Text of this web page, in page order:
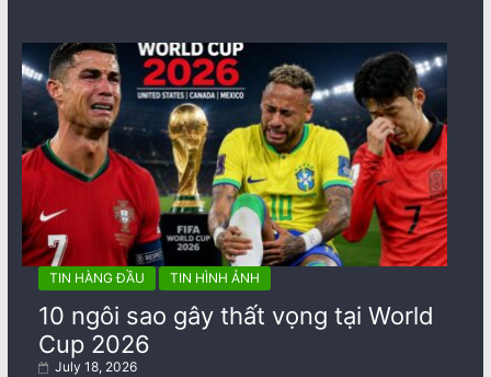
TIN HÀNG ĐẦU TIN HÌNH ẢNH
10 ngôi sao gây thất vọng tại World
Cup 2026
July 18, 2026